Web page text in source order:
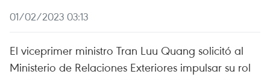
01/02/2023 03:13
El viceprimer ministro Tran Luu Quang solicitó al
Ministerio de Relaciones Exteriores impulsar su rol